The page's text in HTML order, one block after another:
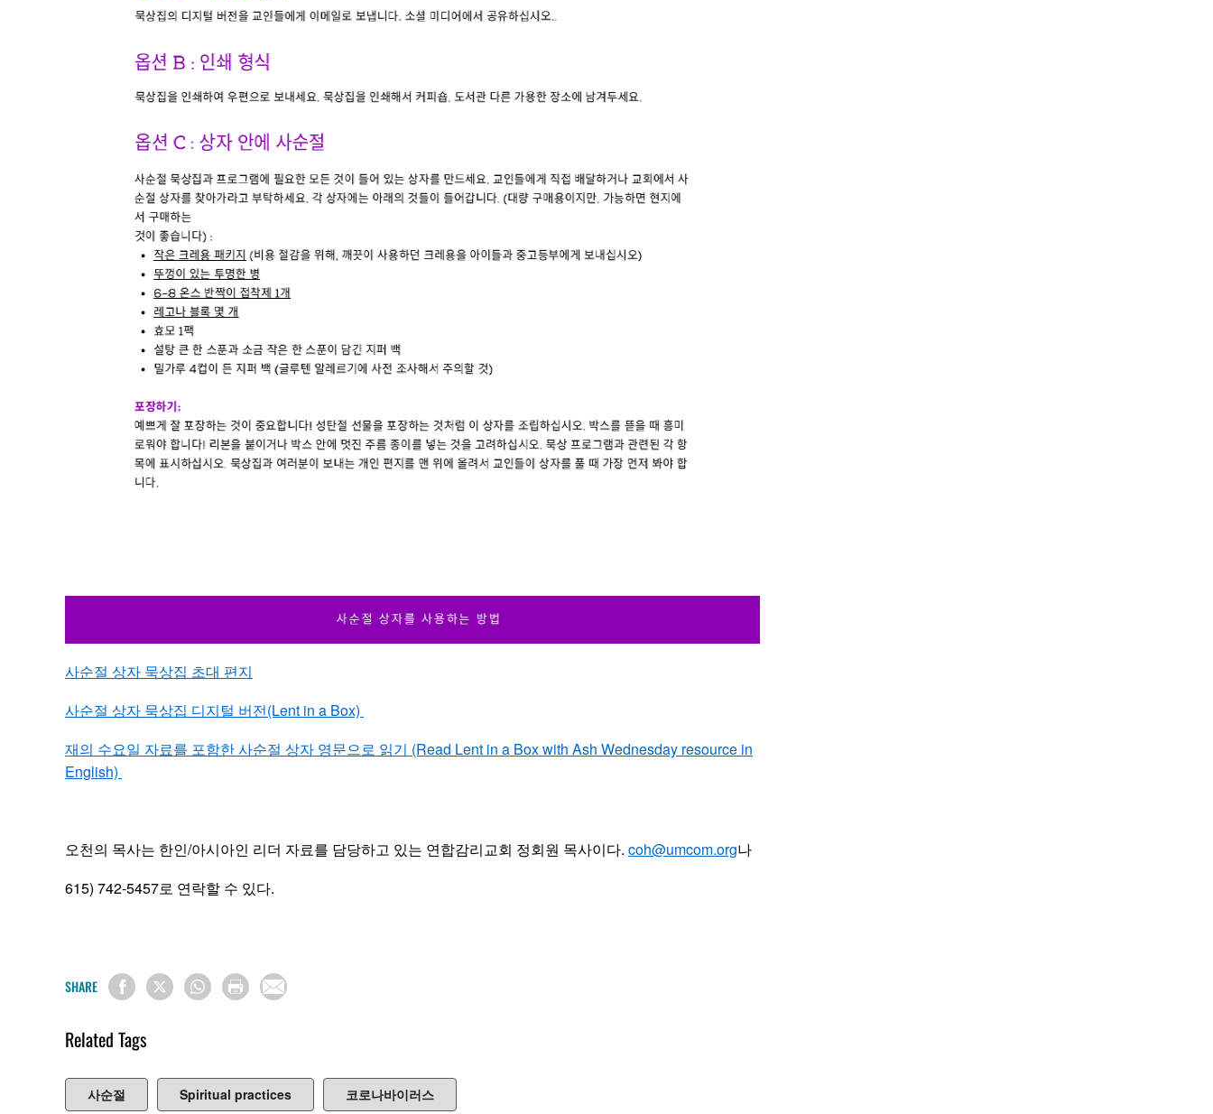
사순절 상자 묵상집 초대 편지
사순절 상자 묵상집 디지털 버전(Lent in a Box)
재의 수요일 자료를 포함한 사순절 상자 영문으로 읽기 (Read Lent in a Box with Ash Wednesday resource in
English)
오천의 목사는 한인/아시아인 리더 자료를 담당하고 있는 연합감리교회 정회원 목사이다. coh@umcom.org나
615) 742-5457로 연락할 수 있다.
SHARE
Related Tags
사순절 Spiritual practices 코로나바이러스